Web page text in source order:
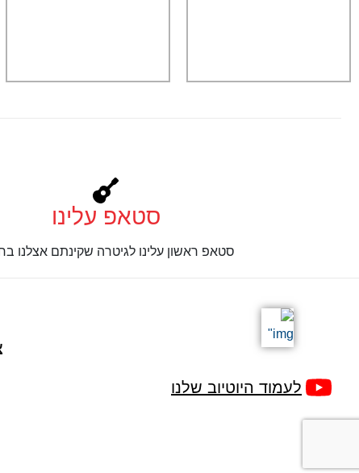
סטאפ עלינו
סטאפ ראשון עלינו לגיטרה שקינתם אצלנו
לעמוד היוטיוב שלנו